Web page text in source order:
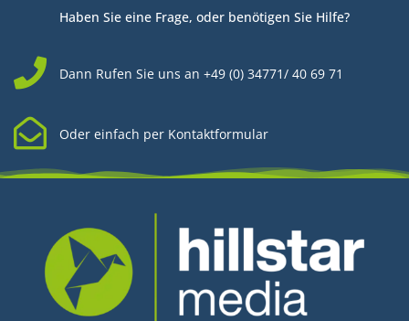
Haben Sie eine Frage, oder benötigen Sie Hilfe?
Dann Rufen Sie uns an +49 (0) 34771/ 40 69 71
Oder einfach per Kontaktformular